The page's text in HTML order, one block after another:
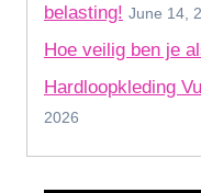
belasting! June 14,
Hoe veilig ben je
Hardloopkleding
2026